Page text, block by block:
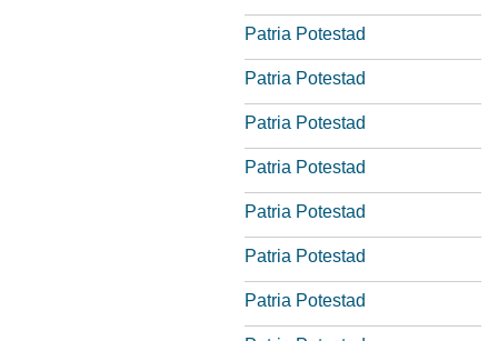
Patria Potestad
Patria Potestad
Patria Potestad
Patria Potestad
Patria Potestad
Patria Potestad
Patria Potestad